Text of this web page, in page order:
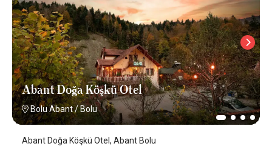
Abant Doğa Köşkü Otel
Bolu Abant/Bolu
Abant Doğa Köşkü Otel, Abant Bolu